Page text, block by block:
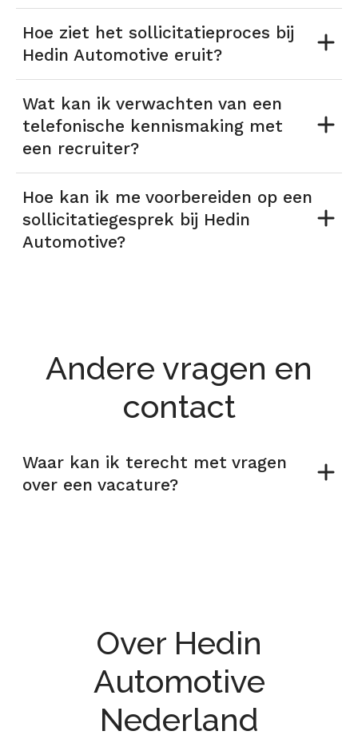
Hoe ziet het sollicitatieproces bij
Hedin Automotive eruit?
Wat kan ik verwachten van een
telefonische kennismaking met
een recruiter?
Hoe kan ik me voorbereiden op een
sollicitatiegesprek bij Hedin
Automotive?
Andere vragen en
contact
Waar kan ik terecht met vragen
over een vacature?
Over Hedin
Automotive
Nederland